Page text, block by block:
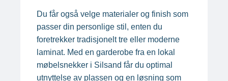
Du får også velge materialer og finish som
passer din personlige stil, enten du
foretrekker tradisjonelt tre eller moderne
laminat. Med en garderobe fra en lokal
møbelsnekker i Silsand får du optimal
utnyttelse av plassen og en løsning som